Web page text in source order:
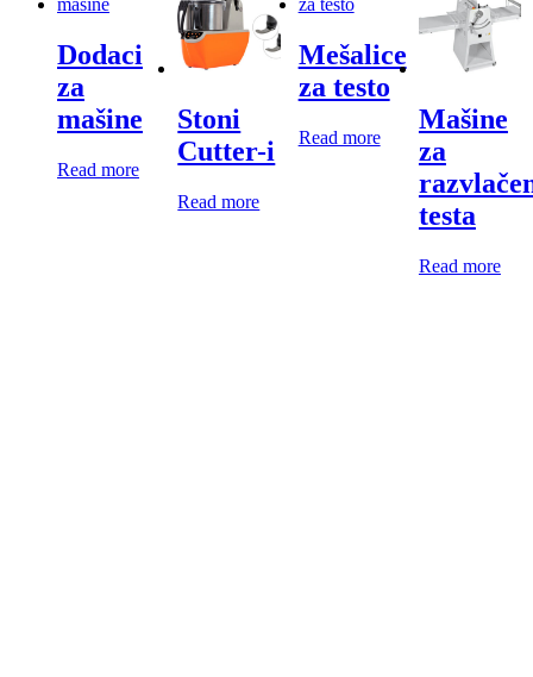
Dodaci
za
mašine
Read more
Stoni
Cutter-i
Read more
Mešalice
za testo
Read more
Mašine
za
testa
Read more